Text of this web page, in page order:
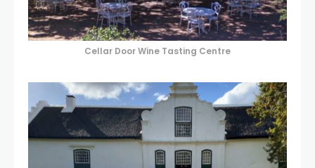
Cellar Door Wine Tasting Centre